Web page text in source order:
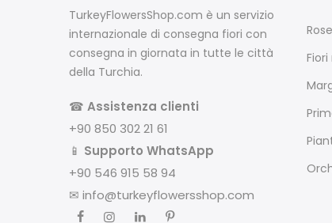
TurkeyFlowersShop.com è un servizio
internazionale di consegna fiori con
consegna in giornata in tutte le città
della Turchia.
☎ Assistenza clienti
+90 850 302 21 61
📱 Supporto WhatsApp
+90 546 915 58 94
✉ info@turkeyflowersshop.com
Rose